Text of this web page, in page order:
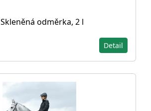
Skleněná odměrka, 2 l
Detail